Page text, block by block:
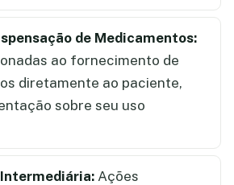
de Medicamentos:
ao fornecimento de
diretamente ao paciente,
sobre seu uso
Ações